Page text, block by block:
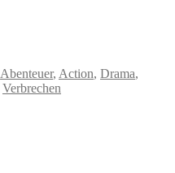
Abenteuer, Action, Drama,
Verbrechen